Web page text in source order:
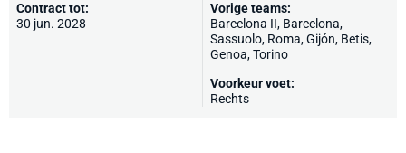
Contract tot:
30 jun. 2028
Vorige teams:
Barcelona II, Barcelona,
Sassuolo, Roma,Gijón, Betis,
Genoa,Torino
Voorkeur voet:
Rechts